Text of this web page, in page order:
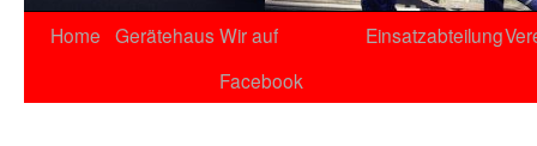
Home Gerätehaus Wir auf
Facebook
Einsatzabteilung